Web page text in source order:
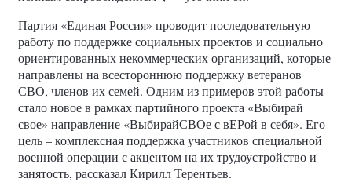
Партия «Единая Россия» проводит последовательную
работу по поддержке социальных проектов и социально
ориентированных некоммерческих организаций, которые
направлены на всестороннюю поддержку ветеранов
СВО, членов их семей. Одним из примеров этой работы
стало новое в рамках партийного проекта «Выбирай
свое» направление «ВыбирайСВОе с вЕРой в себя». Его
цель – комплексная поддержка участников специальной
военной операции с акцентом на их трудоустройство и
занятость, рассказал Кирилл Терентьев.